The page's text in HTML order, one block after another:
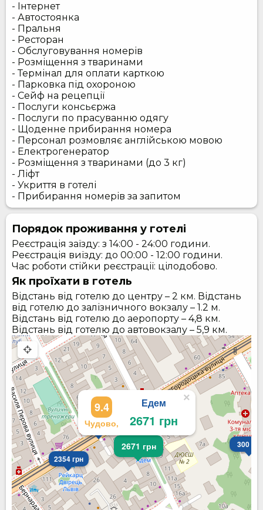
- Інтернет
- Автостоянка
- Пральня
- Ресторан
- Обслуговування номерів
- Розміщення з тваринами
- Термінал для оплати карткою
- Парковка під охороною
- Сейф на рецепції
- Послуги консьєржа
- Послуги по прасуванню одягу
- Щоденне прибирання номера
- Персонал розмовляє англійською мовою
- Електрогенератор
- Розміщення з тваринами (до 3 кг)
- Ліфт
- Укриття в готелі
- Прибирання номерів за запитом
Порядок проживання у готелі
Реєстрація заїзду: з 14:00 - 24:00 години.
Реєстрація виїзду: до 00:00 - 12:00 години.
Час роботи стійки реєстрації: цілодобово.
Як проїхати в готель
Відстань від готелю до центру – 2 км. Відстань
від готелю до залізничного вокзалу – 1.2 м.
Відстань від готелю до аеропорту – 4,8 км.
Відстань від готелю до автовокзалу – 5,9 км.
2354 грн
1210 грн
2671 грн 300 грн
Чудово,
9.4 Едем
2671 грн
×